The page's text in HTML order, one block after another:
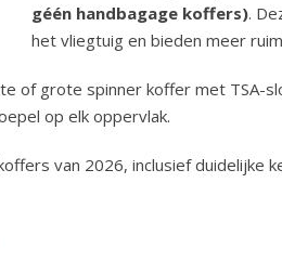
géén handbagage koffers).
het vliegtuig en bieden meer
of grote spinner koffer met TSA-
op elk oppervlak.
van 2026, inclusief duidelijke